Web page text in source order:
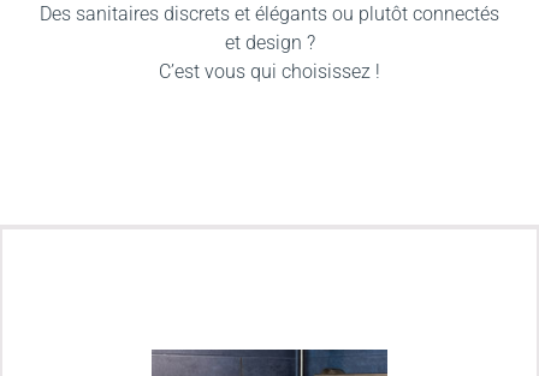
Des sanitaires discrets et élégants ou plutôt connectés
et design ?
C’est vous qui choisissez !